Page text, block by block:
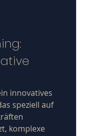
innovatives
speziell auf
komplexe